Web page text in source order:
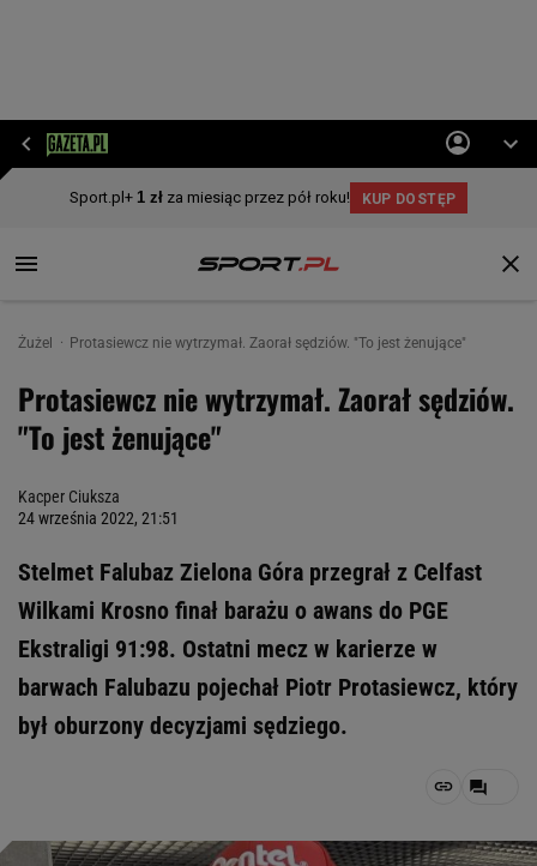
Żużel Protasiewcz nie wytrzymał. Zaorał sędziów. "To jest żenujące"
Protasiewcz nie wytrzymał. Zaorał sędziów.
"To jest żenujące"
Kacper Ciuksza
24 września 2022, 21:51
Stelmet Falubaz Zielona Góra przegrał z Celfast
Wilkami Krosno finał barażu o awans do PGE
Ekstraligi 91:98. Ostatni mecz w karierze w
barwach Falubazu pojechał Piotr Protasiewcz, który
był oburzony decyzjami sędziego.